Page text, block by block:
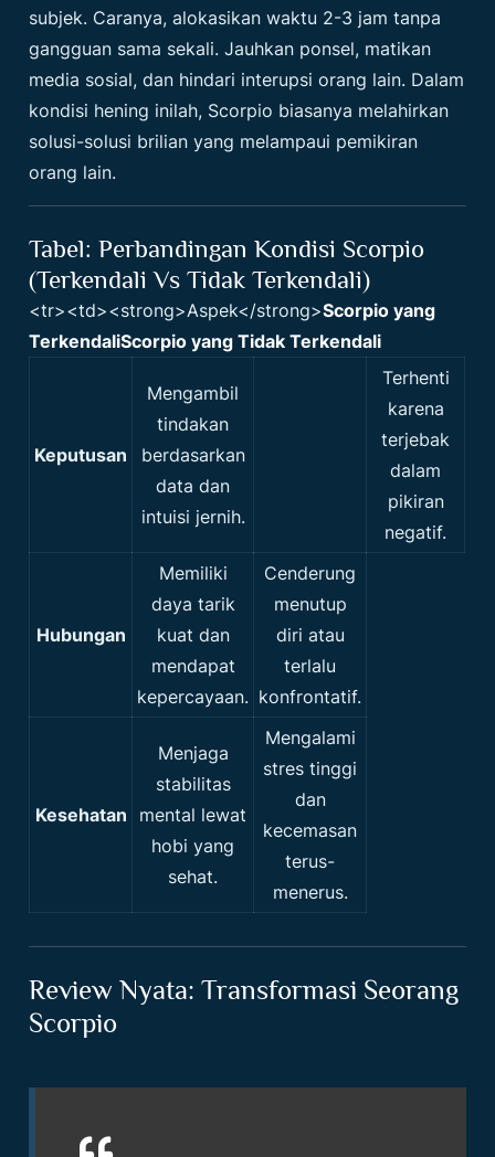
subjek. Caranya, alokasikan waktu 2-3 jam tanpa
gangguan sama sekali. Jauhkan ponsel, matikan
media sosial, dan hindari interupsi orang lain. Dalam
kondisi hening inilah, Scorpio biasanya melahirkan
solusi-solusi brilian yang melampaui pemikiran
orang lain.
Tabel: Perbandingan Kondisi Scorpio
(Terkendali Vs Tidak Terkendali)
<tr><td><strong>Aspek</strong>Scorpio yang
TerkendaliScorpio yang Tidak Terkendali
Keputusan
Mengambil
tindakan
berdasarkan
data dan
intuisi jernih.
Terhenti
karena
terjebak
dalam
pikiran
negatif.
Hubungan
Memiliki
daya tarik
kuat dan
mendapat
kepercayaan.
Cenderung
menutup
diri atau
terlalu
konfrontatif.
Kesehatan
Menjaga
stabilitas
mental lewat
hobi yang
sehat.
Mengalami
stres tinggi
dan
kecemasan
terus-
menerus.
Review Nyata: Transformasi Seorang
Scorpio